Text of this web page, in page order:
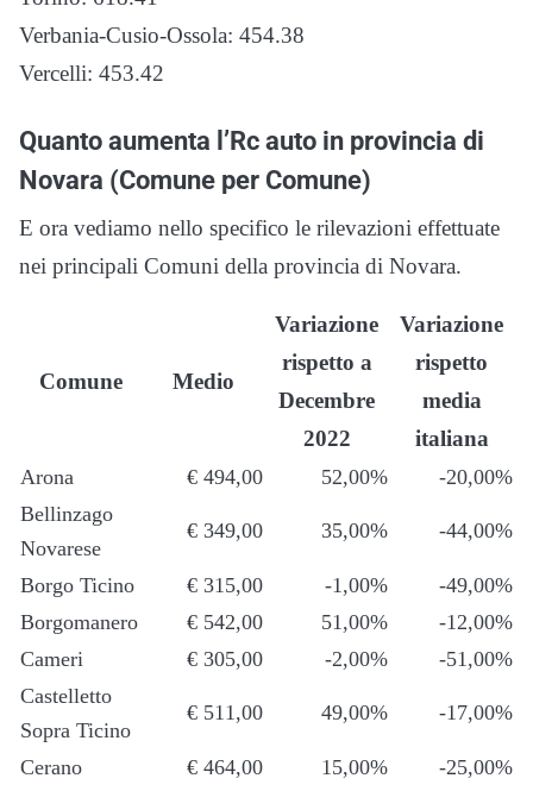
Verbania-Cusio-Ossola: 454.38
Vercelli: 453.42
Quanto aumenta l’Rc auto in provincia di
Novara (Comune per Comune)
E ora vediamo nello specifico le rilevazioni effettuate
nei principali Comuni della provincia di Novara.
Comune Medio
Variazione
rispetto a
Decembre
2022
Variazione
rispetto
media
italiana
Arona € 494,00 52,00%
-20,00%
Bellinzago
Novarese
€ 349,00 35,00% -44,00%
Borgo Ticino € 315,00 -1,00%
-49,00%
Borgomanero
€ 542,00 51,00%
-12,00%
Cameri
€ 305,00 -2,00%
-51,00%
Castelletto
Sopra Ticino
€ 511,00 49,00% -17,00%
Cerano € 464,00 15,00%
-25,00%